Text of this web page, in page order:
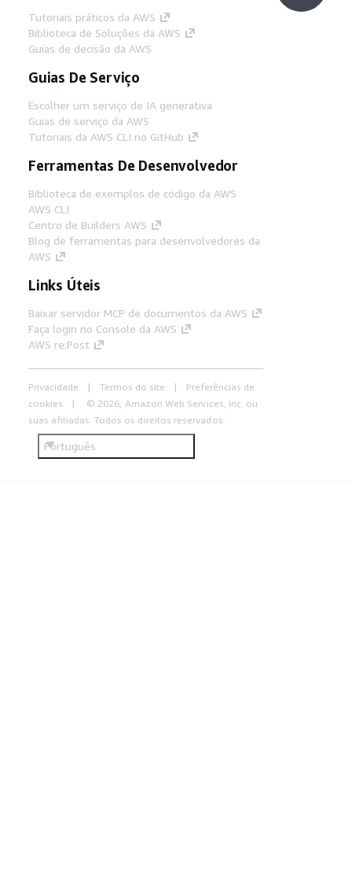
Tutoriais práticos da AWS
Biblioteca de Soluções da AWS
Guias de decisão da AWS
Guias De Serviço
Escolher um serviço de IA generativa
Guias de serviço da AWS
Tutoriais da AWS CLI no GitHub
Ferramentas De Desenvolvedor
Biblioteca de exemplos de código da AWS
AWS CLI
Centro de Builders AWS
Blog de ferramentas para desenvolvedores da
AWS
Links Úteis
Baixar servidor MCP de documentos da AWS
Faça login no Console da AWS
AWS re:Post
Privacidade Termos do site
Preferências de
cookies
© 2026, Amazon Web Services, Inc. ou
suas afiliadas. Todos os direitos reservados.
Português